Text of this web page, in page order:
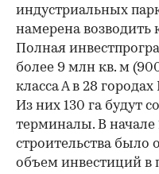
индустриальных
намерена
Полная
более 9 млн кв. м
класса А в 28
Из них 130 га будут
терминалы. В начале
строительства было
объем инвестиций в